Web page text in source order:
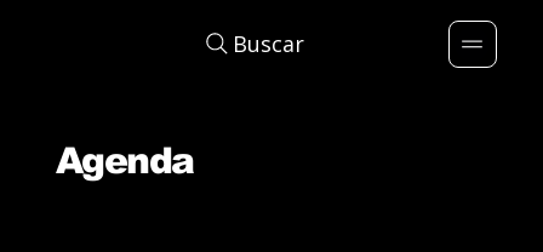
Buscar
Agenda